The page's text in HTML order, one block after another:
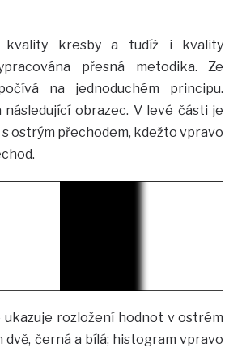
kvality kresby a tudíž i kvality
přesná metodika. Ze
na jednoduchém principu.
následující obrazec. V levé části je
ostrým přechodem, kdežto vpravo
rozložení hodnot v ostrém
dvě, černá a bílá; histogram vpravo